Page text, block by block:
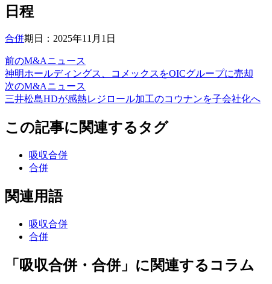
日程
合併期日：2025年11月1日
前のM&Aニュース
神明ホールディングス、コメックスをOICグループに売却
次のM&Aニュース
三井松島HDが感熱レジロール加工のコウナンを子会社化へ
この記事に関連するタグ
吸収合併
合併
関連用語
吸収合併
合併
「吸収合併・合併」に関連するコラム